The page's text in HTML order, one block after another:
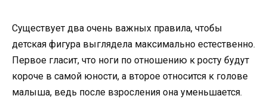
Существует два очень важных правила, чтобы
детская фигура выглядела максимально естественно.
Первое гласит, что ноги по отношению к росту будут
короче в самой юности, а второе относится к голове
малыша, ведь после взросления она уменьшается.